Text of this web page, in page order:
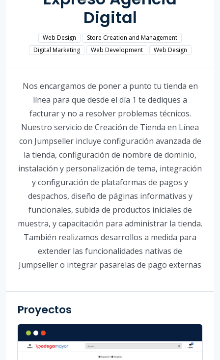
Digital
Web Design
Store Creation and Management
Digital Marketing
Web Development Web Design
Nos encargamos de poner a punto tu tienda en
línea para que desde el día 1 te dediques a
facturar y no a resolver problemas técnicos.
Nuestro servicio de Creación de Tienda en Línea
con Jumpseller incluye configuración avanzada de
la tienda, configuración de nombre de dominio,
instalación y personalización de tema, integración
y configuración de plataformas de pagos y
despachos, diseño de páginas informativas y
funcionales, subida de productos iniciales de
muestra, y capacitación para administrar la tienda.
También realizamos desarrollos a medida para
extender las funcionalidades nativas de
Jumpseller o integrar pasarelas de pago externas
Proyectos